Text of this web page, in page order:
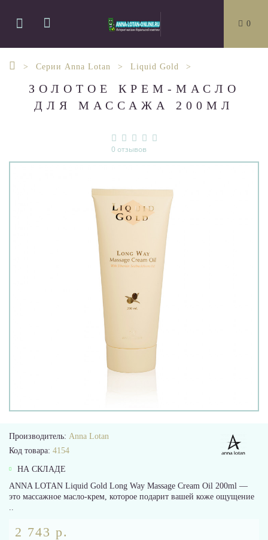
0
Серии Anna Lotan Liquid Gold
ЗОЛОТОЕ КРЕМ-МАСЛО
ДЛЯ МАССАЖА 200МЛ
0 отзывов
Производитель: Anna Lotan
Код товара: 4154
НА СКЛАДЕ
ANNA LOTAN Liquid Gold Long Way Massage Cream Oil 200ml —
это массажное масло-крем, которое подарит вашей коже ощущение
..
2 743 р.